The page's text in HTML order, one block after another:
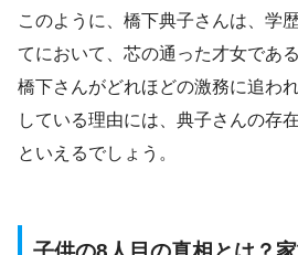
このように、橋下典子さんは、学
てにおいて、芯の通った才女であ
橋下さんがどれほどの激務に追わ
している理由には、典子さんの存
といえるでしょう。